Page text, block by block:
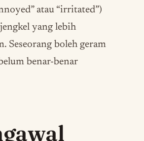
atau “irritated”)
yang lebih
Seseorang boleh geram
benar-benar